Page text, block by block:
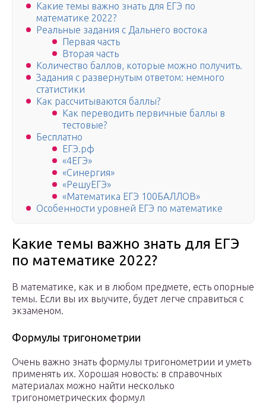
Какие темы важно знать для ЕГЭ по
математике 2022?
Реальные задания с Дальнего востока
Первая часть
Вторая часть
Количество баллов, которые можно получить.
Задания с развернутым ответом: немного
статистики
Как рассчитываются баллы?
Как переводить первичные баллы в
тестовые?
Бесплатно
ЕГЭ.рф
«4ЕГЭ»
«Синергия»
«РешуЕГЭ»
«Математика ЕГЭ 100БАЛЛОВ»
Особенности уровней ЕГЭ по математике
Какие темы важно знать для ЕГЭ
по математике 2022?
В математике, как и в любом предмете, есть опорные
темы. Если вы их выучите, будет легче справиться с
экзаменом.
Формулы тригонометрии
Очень важно знать формулы тригонометрии и уметь
применять их. Хорошая новость: в справочных
материалах можно найти несколько
тригонометрических формул